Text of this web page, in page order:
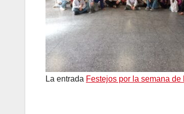
La entrada Festejos por la semana de